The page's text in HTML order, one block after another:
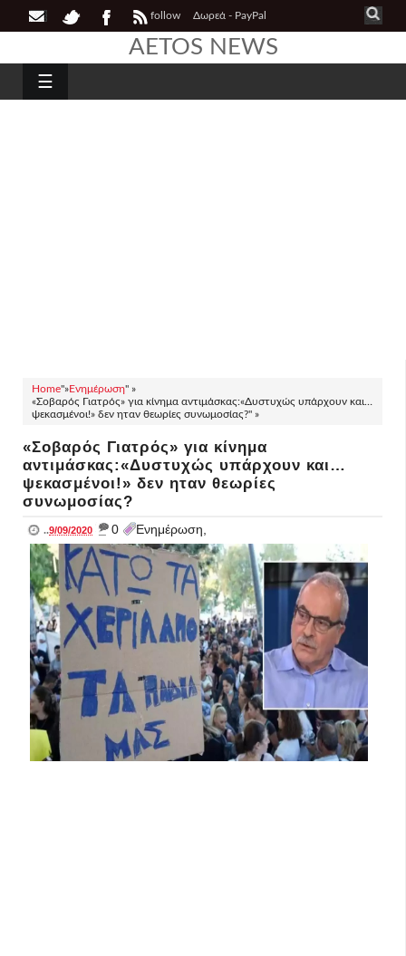
follow Δωρεά - PayPal
AETOS NEWS
☰
Home"»Ενημέρωση" »
«Σοβαρός Γιατρός» για κίνημα αντιμάσκας:«Δυστυχώς υπάρχουν και…
ψεκασμένοι!» δεν ηταν θεωρίες συνωμοσίας?" »
«Σοβαρός Γιατρός» για κίνημα
αντιμάσκας:«Δυστυχώς υπάρχουν και…
ψεκασμένοι!» δεν ηταν θεωρίες
συνωμοσίας?
..9/09/2020 _ 0 Ενημέρωση,